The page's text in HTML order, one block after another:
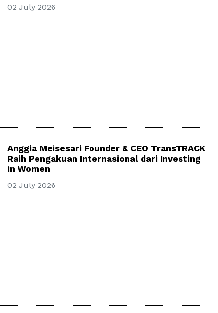
02 July 2026
Anggia Meisesari Founder & CEO TransTRACK
Raih Pengakuan Internasional dari Investing
in Women
02 July 2026